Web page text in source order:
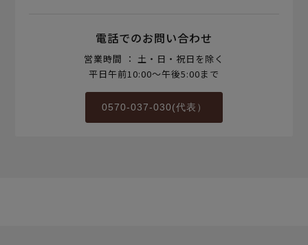
電話でのお問い合わせ
営業時間 ： 土・日・祝日を除く
平日午前10:00～午後5:00まで
0570-037-030(代表）